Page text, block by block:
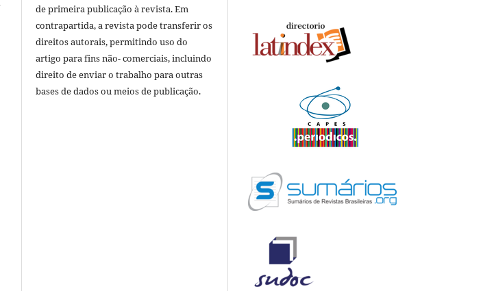
de primeira publicação à revista. Em
contrapartida, a revista pode transferir os
direitos autorais, permitindo uso do
artigo para fins não- comerciais, incluindo
direito de enviar o trabalho para outras
bases de dados ou meios de publicação.